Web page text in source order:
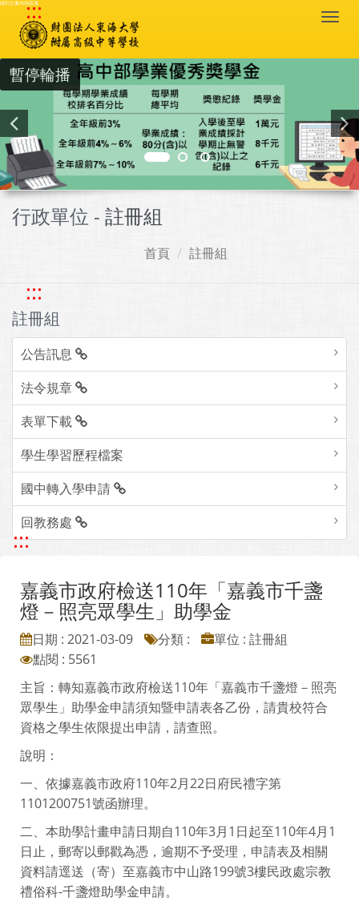
跳到主要內容區塊
:::
暫停輪播
行政單位 - 註冊組
首頁 註冊組
:::
註冊組
公告訊息
法令規章
表單下載
學生學習歷程檔案
國中轉入學申請
回教務處
:::
嘉義市政府檢送110年「嘉義市千盞
燈－照亮眾學生」助學金
日期 : 2021-03-09 分類 :
單位 : 註冊組
點閱 : 5561
主旨：轉知嘉義市政府檢送110年「嘉義市千盞燈－照亮
眾學生」助學金申請須知暨申請表各乙份，請貴校符合
資格之學生依限提出申請，請查照。
說明：
一、依據嘉義市政府110年2月22日府民禮字第
1101200751號函辦理。
二、本助學計畫申請日期自110年3月1日起至110年4月1
日止，郵寄以郵戳為憑，逾期不予受理，申請表及相關
資料請逕送（寄）至嘉義市中山路199號3樓民政處宗教
禮俗科-千盞燈助學金申請。